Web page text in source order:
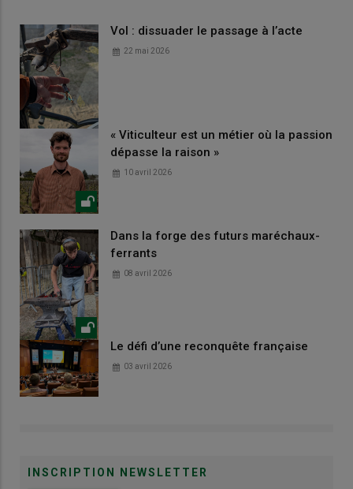
Vol : dissuader le passage à l’acte
22 mai 2026
« Viticulteur est un métier où la passion
dépasse la raison »
10 avril 2026
Dans la forge des futurs maréchaux-
ferrants
08 avril 2026
Le défi d’une reconquête française
03 avril 2026
INSCRIPTION NEWSLETTER